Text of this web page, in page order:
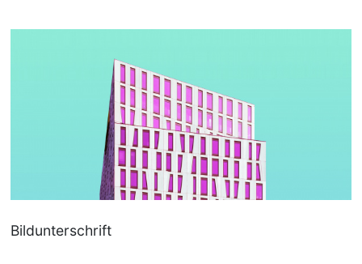
Bildunterschrift